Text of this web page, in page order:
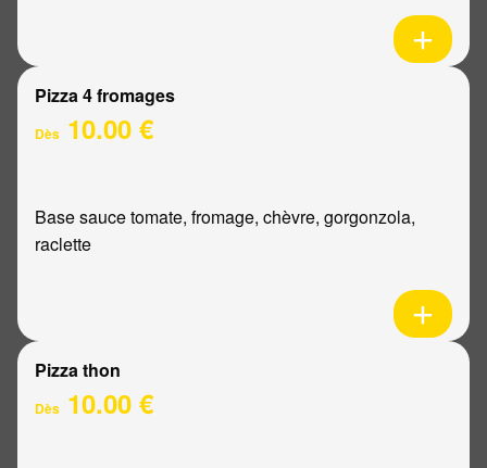
Pizza 4 fromages
Dès 10.00 €
Base sauce tomate, fromage, chèvre, gorgonzola,
raclette
Pizza thon
Dès 10.00 €